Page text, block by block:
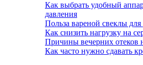
Как выбрать удобный
давления
Польза вареной свеклы для
Как снизить нагрузку на
Причины вечерних отеков
Как часто нужно сдавать